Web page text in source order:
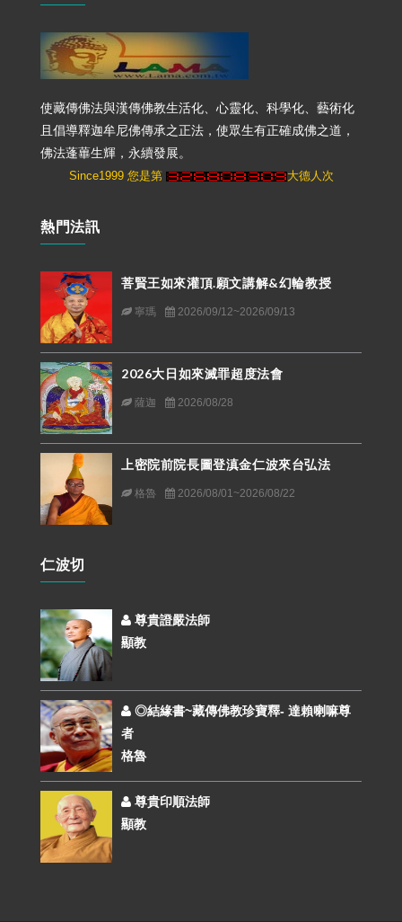
使藏傳佛法與漢傳佛教生活化、心靈化、科學化、藝術化
且倡導釋迦牟尼佛傳承之正法，使眾生有正確成佛之道，
佛法蓬蓽生輝，永續發展。
Since1999 您是第 大德人次
熱門法訊
菩賢王如來灌頂.願文講解&幻輪教授
寧瑪 2026/09/12~2026/09/13
2026大日如來滅罪超度法會
薩迦 2026/08/28
上密院前院長圖登滇金仁波來台弘法
格魯 2026/08/01~2026/08/22
仁波切
尊貴證嚴法師
顯教
◎結緣書~藏傳佛教珍寶釋- 達賴喇嘛尊
者
格魯
尊貴印順法師
顯教